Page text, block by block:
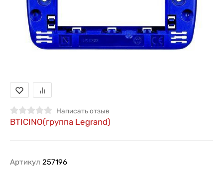
Написать отзыв
BTICINO(группа Legrand)
Артикул 257196